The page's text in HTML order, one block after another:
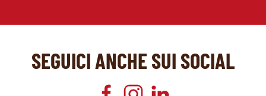
SEGUICI ANCHE SUI SOCIAL